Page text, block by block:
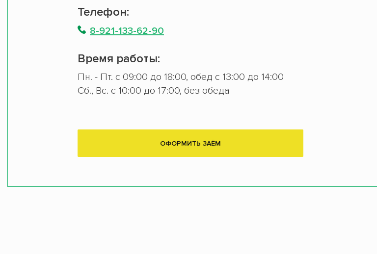
Телефон:
8-921-133-62-90
Время работы:
Пн. - Пт. с 09:00 до 18:00, обед с 13:00 до 14:00
Сб., Вс. с 10:00 до 17:00, без обеда
ОФОРМИТЬ ЗАЁМ